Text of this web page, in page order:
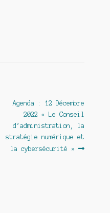
Article
suivant :
Agenda : 12 Décembre
2022 « Le Conseil
d’administration, la
stratégie numérique et
la cybersécurité »